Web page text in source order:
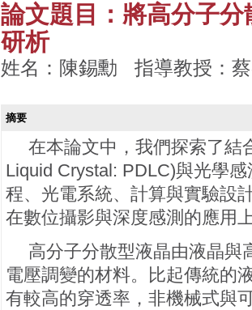
論文題目：將高分子
研析
姓名：陳錫勳 指導教授：
摘要
在本論文中，我們探索了結
Liquid Crystal: PDLC)與光學
程、光電系統、計算與實驗設
在數位攝影與深度感測的應用
高分子分散型液晶由液晶與
電壓調變的材料。比起傳統的
有較高的穿透率，非機械式與